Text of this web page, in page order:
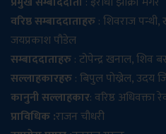
वरिष्ठ सम्बाददाताहरु: शिवराज
जयप्रकाश पौडेल
सम्बाददाताहरु: टोपेन्द्र खनाल, शिव
सल्लाहकारहरु: बिपुल पोख्रेल, उदय
कानुनी सल्लाहकार: वरिष्ठ अधिवक्ता
प्राविधिक :राजन चौधरी